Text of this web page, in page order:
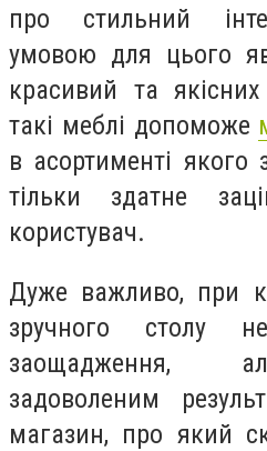
про стильний
умовою для цього
красивий та
такі меблі допоможе
в асортименті якого
тільки здатне
користувач.
Дуже важливо, при
зручного столу
заощадження,
задоволеним
магазин, про який